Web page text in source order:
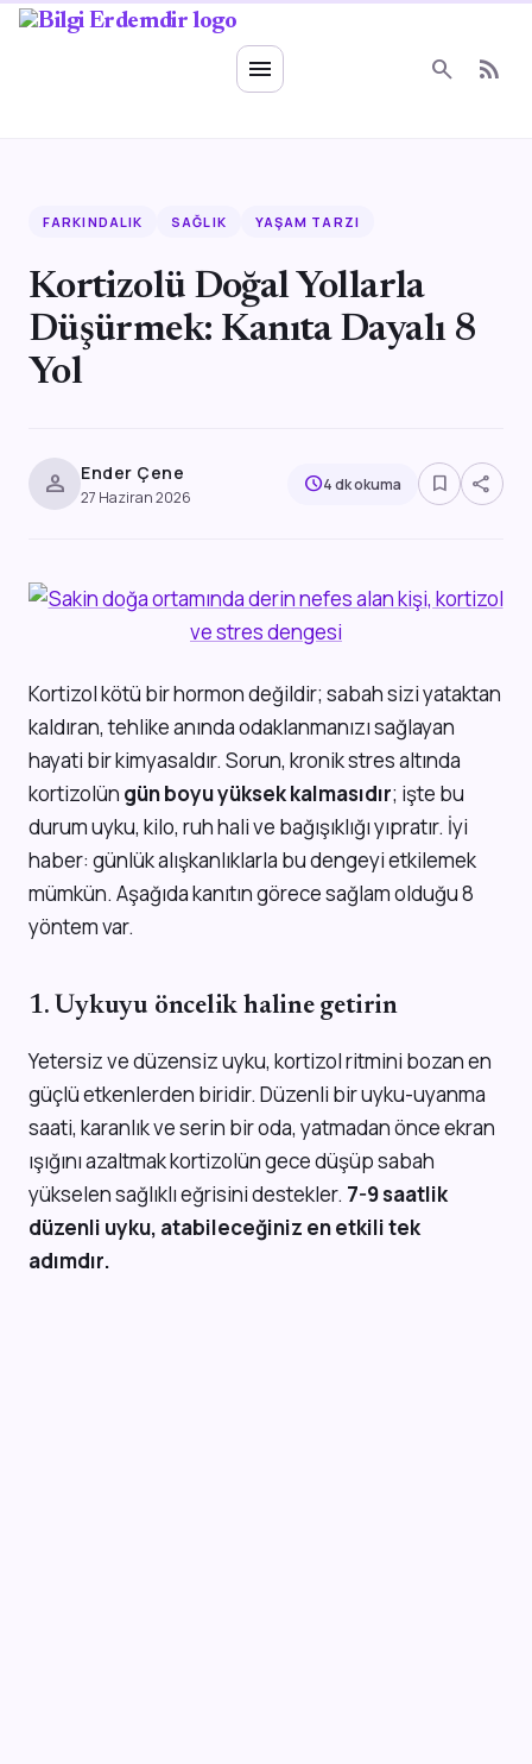
menu
Ruhsal Enerji
search rss_feed
FARKINDALIK SAĞLIK YAŞAM TARZI
Kortizolü Doğal Yollarla
Düşürmek: Kanıta Dayalı 8
Yol
person Ender Çene
27 Haziran 2026
schedule4 dk okuma bookmark_border share
Kortizol kötü bir hormon değildir; sabah sizi yataktan
kaldıran, tehlike anında odaklanmanızı sağlayan
hayati bir kimyasaldır. Sorun, kronik stres altında
kortizolün gün boyu yüksek kalmasıdır; işte bu
durum uyku, kilo, ruh hali ve bağışıklığı yıpratır. İyi
haber: günlük alışkanlıklarla bu dengeyi etkilemek
mümkün. Aşağıda kanıtın görece sağlam olduğu 8
yöntem var.
1. Uykuyu öncelik haline getirin
Yetersiz ve düzensiz uyku, kortizol ritmini bozan en
güçlü etkenlerden biridir. Düzenli bir uyku-uyanma
saati, karanlık ve serin bir oda, yatmadan önce ekran
ışığını azaltmak kortizolün gece düşüp sabah
yükselen sağlıklı eğrisini destekler. 7-9 saatlik
düzenli uyku, atabileceğiniz en etkili tek
adımdır.